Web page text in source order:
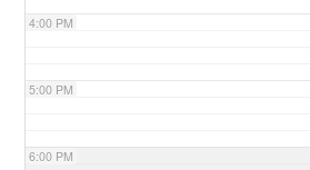
4:00 PM
5:00 PM
6:00 PM